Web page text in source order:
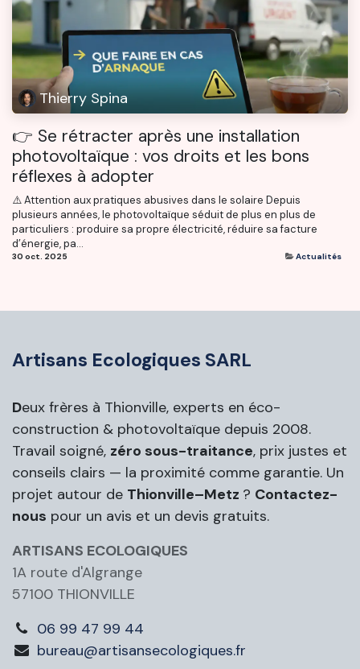
Thierry Spina
👉 Se rétracter après une installation
photovoltaïque : vos droits et les bons
réflexes à adopter
⚠️ Attention aux pratiques abusives dans le solaire Depuis
plusieurs années, le photovoltaïque séduit de plus en plus de
particuliers : produire sa propre électricité, réduire sa facture
d’énergie, pa...
30 oct. 2025 Actualités
Artisans Ecologiques SARL
Deux frères à Thionville, experts en éco-
construction & photovoltaïque depuis 2008.
Travail soigné, zéro sous-traitance, prix justes et
conseils clairs — la proximité comme garantie. Un
projet autour de Thionville–Metz ? Contactez-
nous pour un avis et un devis gratuits.
ARTISANS ECOLOGIQUES
1A route d'Algrange
57100 THIONVILLE
06 99 47 99 44
bureau@artisansecologiques.fr